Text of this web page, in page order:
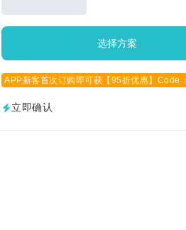
选择方案
APP新客首次订购即可获【95折优惠】Code：
立即确认